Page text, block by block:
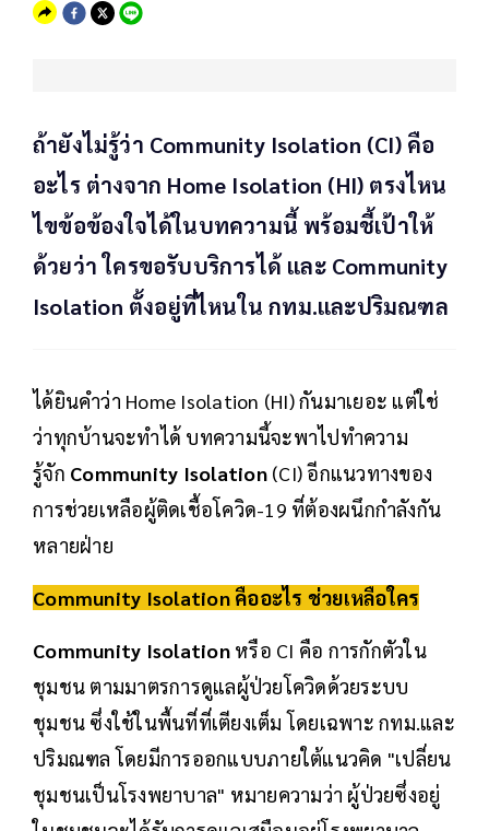
ถ้ายังไม่รู้ว่า Community Isolation (CI) คือ
อะไร ต่างจาก Home Isolation (HI) ตรงไหน
ไขข้อข้องใจได้ในบทความนี้ พร้อมชี้เป้าให้
ด้วยว่า ใครขอรับบริการได้ และ Community
Isolation ตั้งอยู่ที่ไหนใน กทม.และปริมณฑล
ได้ยินคำว่า Home Isolation (HI) กันมาเยอะ แต่ใช่
ว่าทุกบ้านจะทำได้ บทความนี้จะพาไปทำความ
รู้จัก Community Isolation(CI) อีกแนวทางของ
การช่วยเหลือผู้ติดเชื้อโควิด-19 ที่ต้องผนึกกำลังกัน
หลายฝ่าย
Community Isolationคืออะไร ช่วยเหลือใคร
Community Isolationหรือ CI คือ การกักตัวใน
ชุมชน ตามมาตรการดูแลผู้ป่วยโควิดด้วยระบบ
ชุมชน ซึ่งใช้ในพื้นที่ที่เตียงเต็ม โดยเฉพาะ กทม.และ
ปริมณฑล โดยมีการออกแบบภายใต้แนวคิด "เปลี่ยน
ชุมชนเป็นโรงพยาบาล" หมายความว่า ผู้ป่วยซึ่งอยู่